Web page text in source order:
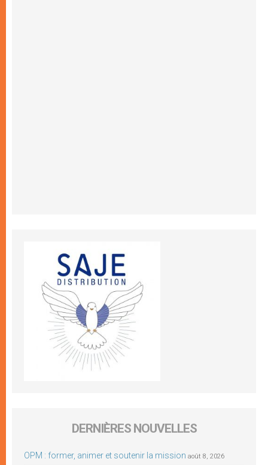
DERNIÈRES NOUVELLES
OPM : former, animer et soutenir la mission août 8, 2026